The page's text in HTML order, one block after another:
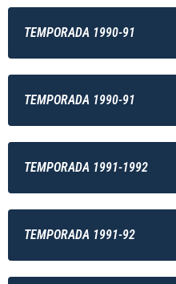
TEMPORADA 1990-91
TEMPORADA 1990-91
TEMPORADA 1991-1992
TEMPORADA 1991-92